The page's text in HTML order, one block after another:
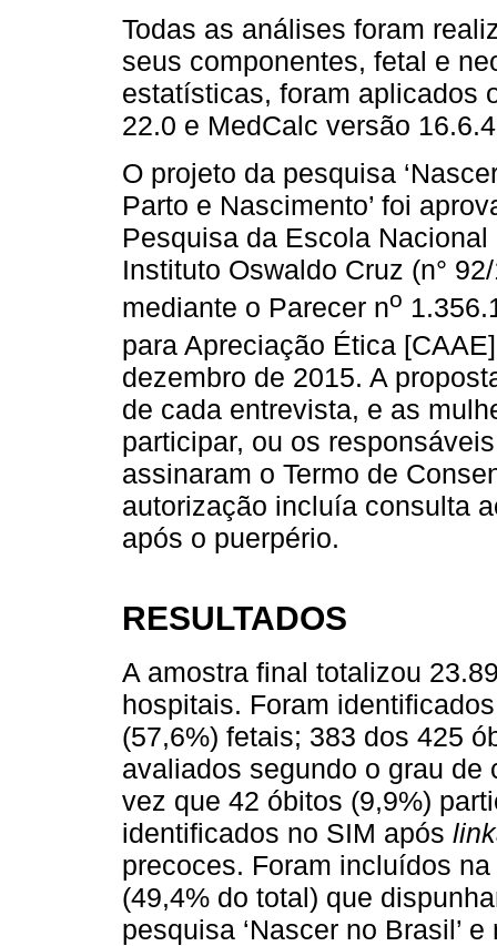
Todas as análises foram
seus componentes, fetal e
estatísticas, foram aplicados
22.0 e MedCalc versão
O projeto da pesquisa
Parto e Nascimento’ foi
Pesquisa da Escola
Instituto Oswaldo Cruz (n°
mediante o Parecer no
para Apreciação Ética
dezembro de 2015. A
de cada entrevista, e as
participar, ou os
assinaram o Termo de
autorização incluía consulta
após o puerpério.
RESULTADOS
A amostra final totalizou
hospitais. Foram
(57,6%) fetais; 383 dos 425
avaliados segundo o grau
vez que 42 óbitos (9,9%)
identificados no SIM após
precoces. Foram incluídos
(49,4% do total) que
pesquisa ‘Nascer no Brasil’ e